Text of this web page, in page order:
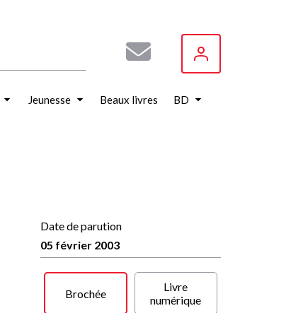
Jeunesse Beaux livres BD
Date de parution
05 février 2003
Brochée
Livre
numérique